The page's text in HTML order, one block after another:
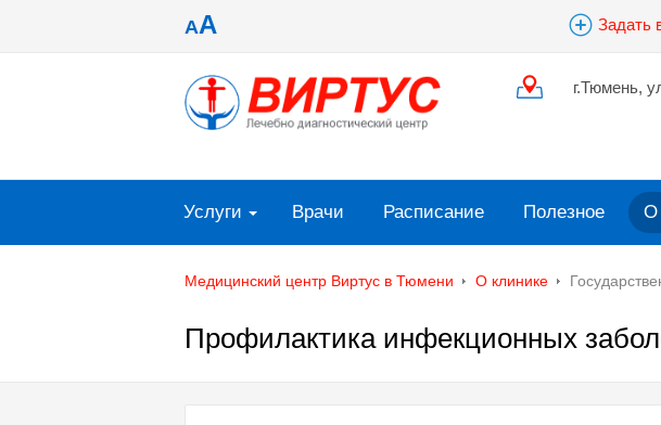
AA Задать
г.Тюмень,
Услуги Врачи Расписание Полезное О
Медицинский центр Виртус в Тюмени О клинике
Профилактика инфекционных